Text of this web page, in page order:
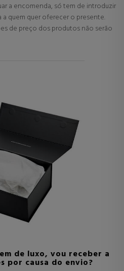
a encomenda, só tem de introduzir
a quem quer oferecer o presente.
de preço dos produtos não serão
de luxo, vou receber a
por causa do envio?